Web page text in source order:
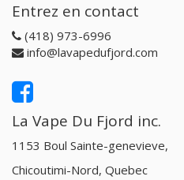
Entrez en contact
(418) 973-6996
info@lavapedufjord.com
La Vape Du Fjord inc.
1153 Boul Sainte-genevieve,
Chicoutimi-Nord, Quebec